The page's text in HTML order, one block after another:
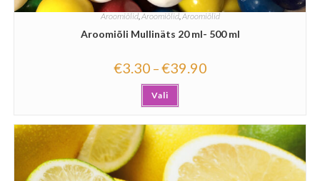
Aroomiõlid,Aroomiõlid,Aroomiõlid
Aroomiõli Mullinäts 20 ml- 500 ml
€3.30 –€39.90
Vali